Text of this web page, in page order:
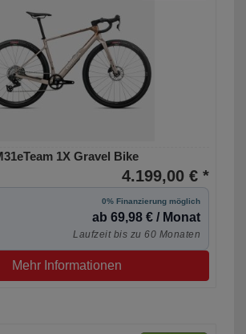
1X Gravel Bike
4.199,00 € *
0% Finanzierung möglich
ab 69,98 € / Monat
Laufzeit bis zu 60 Monaten
Mehr Informationen